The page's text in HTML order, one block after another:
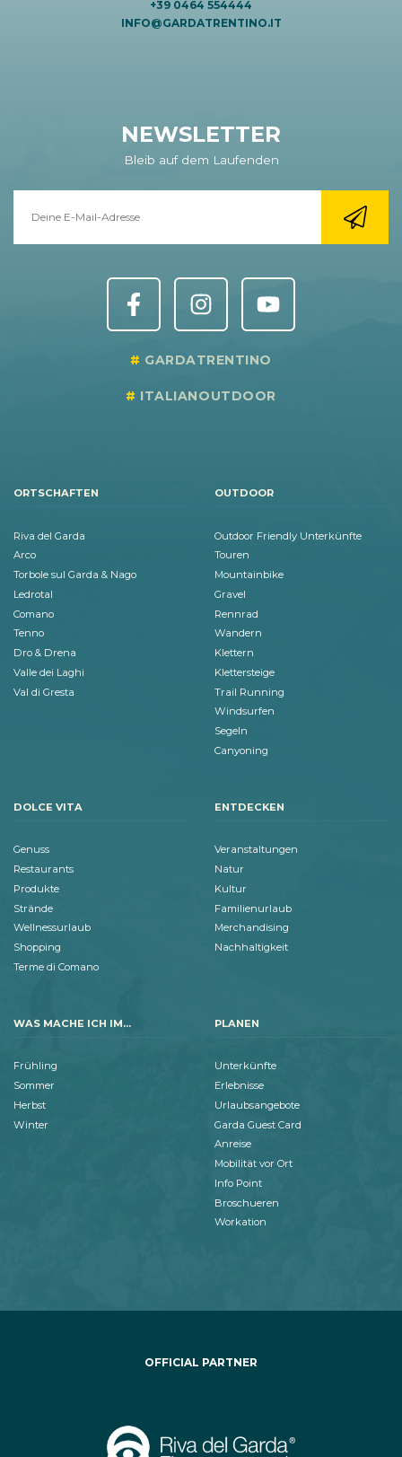
+39 0464 554444
INFO@GARDATRENTINO.IT
NEWSLETTER
Bleib auf dem Laufenden
GARDATRENTINO
ITALIANOUTDOOR
ORTSCHAFTEN
Riva del Garda
Arco
Torbole sul Garda & Nago
Ledrotal
Comano
Tenno
Dro & Drena
Valle dei Laghi
Val di Gresta
OUTDOOR
Outdoor Friendly Unterkünfte
Touren
Mountainbike
Gravel
Rennrad
Wandern
Klettern
Klettersteige
Trail Running
Windsurfen
Segeln
Canyoning
DOLCE VITA
Genuss
Restaurants
Produkte
Strände
Wellnessurlaub
Shopping
Terme di Comano
ENTDECKEN
Veranstaltungen
Natur
Kultur
Familienurlaub
Merchandising
Nachhaltigkeit
WAS MACHE ICH IM...
Frühling
Sommer
Herbst
Winter
PLANEN
Unterkünfte
Erlebnisse
Urlaubsangebote
Garda Guest Card
Anreise
Mobilität vor Ort
Info Point
Broschueren
Workation
OFFICIAL PARTNER